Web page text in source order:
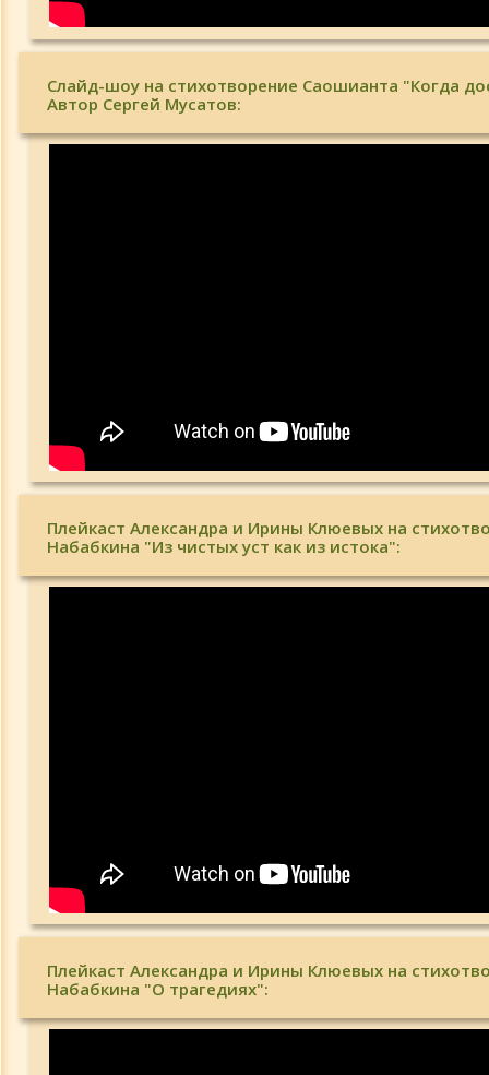
Слайд-шоу на стихотворение Саошианта "Когда
Автор Сергей Мусатов:
Плейкаст Александра и Ирины Клюевых на
Набабкина "Из чистых уст как из истока":
Плейкаст Александра и Ирины Клюевых на
Набабкина "О трагедиях":